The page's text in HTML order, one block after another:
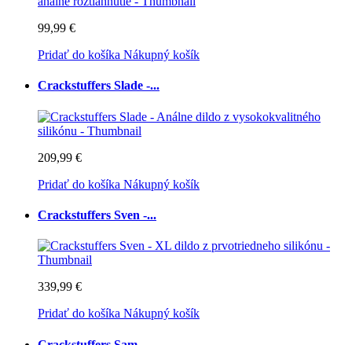
99,99 €
Pridať do košíka Nákupný košík
Crackstuffers Slade -...
209,99 €
Pridať do košíka Nákupný košík
Crackstuffers Sven -...
339,99 €
Pridať do košíka Nákupný košík